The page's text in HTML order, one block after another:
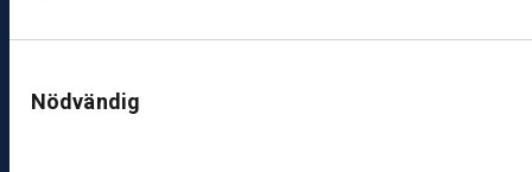
Nödvändig
0
B